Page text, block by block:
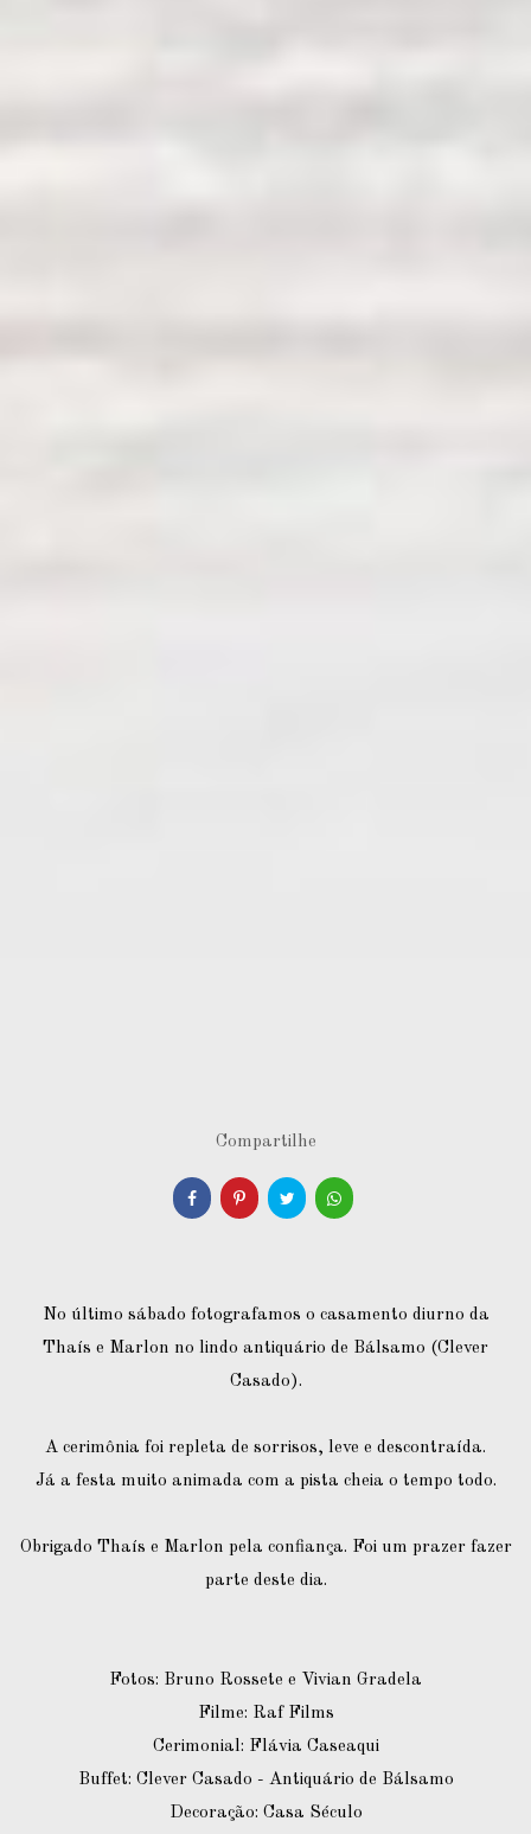
Compartilhe
No último sábado fotografamos o casamento diurno da
Thaís e Marlon no lindo antiquário de Bálsamo (Clever
Casado).
A cerimônia foi repleta de sorrisos, leve e descontraída.
Já a festa muito animada com a pista cheia o tempo todo.
Obrigado Thaís e Marlon pela confiança. Foi um prazer fazer
parte deste dia.
Fotos: Bruno Rossete e Vivian Gradela
Filme: Raf Films
Cerimonial: Flávia Caseaqui
Buffet: Clever Casado - Antiquário de Bálsamo
Decoração: Casa Século